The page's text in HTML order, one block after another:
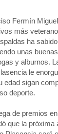
Fermín
más
ha sabido
unas
y alburnos.
le
edad sigan
deporte.
de premios
que la próxima